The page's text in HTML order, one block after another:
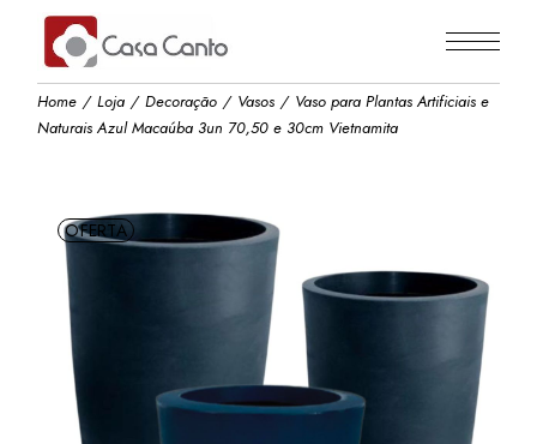
content
Home Loja Decoração Vasos
Vaso para Plantas Artificiais e
Naturais Azul Macaúba 3un 70,50 e 30cm Vietnamita
OFERTA